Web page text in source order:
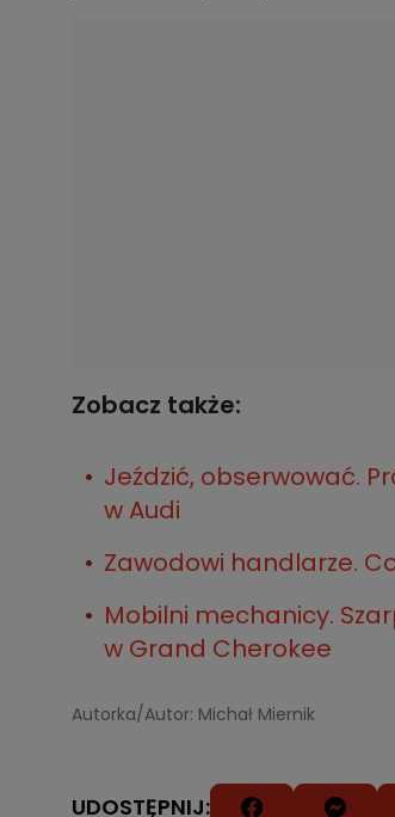
Zobacz także:
Jeździć, obserwować.
w Audi
Zawodowi handlarze.
Mobilni mechanicy.
w Grand Cherokee
Autorka/Autor: Michał Miernik
UDOSTĘPNIJ: